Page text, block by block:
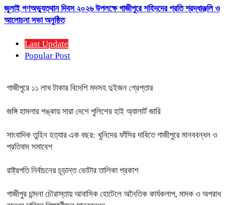
জুলাই গণঅভ্যুত্থান দিবস ২০২৬ উপলক্ষে গাজীপুরে শহিদদের প্রতি শ্রদ্ধাঞ্জলি ও
আলোচনা সভা অনুষ্ঠিত
Last Update
Popular Post
গাজীপুরে ১১ লাখ টাকার বিদেশি মদসহ দুইজন গ্রেপ্তার
জঙ্গি হামলার শঙ্কায় সারা দেশে পুলিশের হাই অ্যালার্ট জারি
সাংবাদিক তুহিন হত্যার এক বছর: খুনিদের ফাঁসির দাবিতে গাজীপুরে মানববন্ধন ও
প্রতিবাদ সমাবেশ
রাষ্ট্রপতি নির্বাচনের চূড়ান্ত ভোটার তালিকা প্রকাশ
গাজীপুর চান্দনা চৌরাস্তায় আবাসিক হোটেলে অনৈতিক কার্যকলাপ, মাদক ও অপরাধ